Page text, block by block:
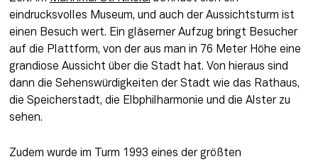
eindrucksvolles Museum, und auch der Aussichtsturm ist
einen Besuch wert. Ein gläserner Aufzug bringt Besucher
auf die Plattform, von der aus man in 76 Meter Höhe eine
grandiose Aussicht über die Stadt hat. Von hieraus sind
dann die Sehenswürdigkeiten der Stadt wie das Rathaus,
die Speicherstadt, die Elbphilharmonie und die Alster zu
sehen.
Zudem wurde im Turm 1993 eines der größten